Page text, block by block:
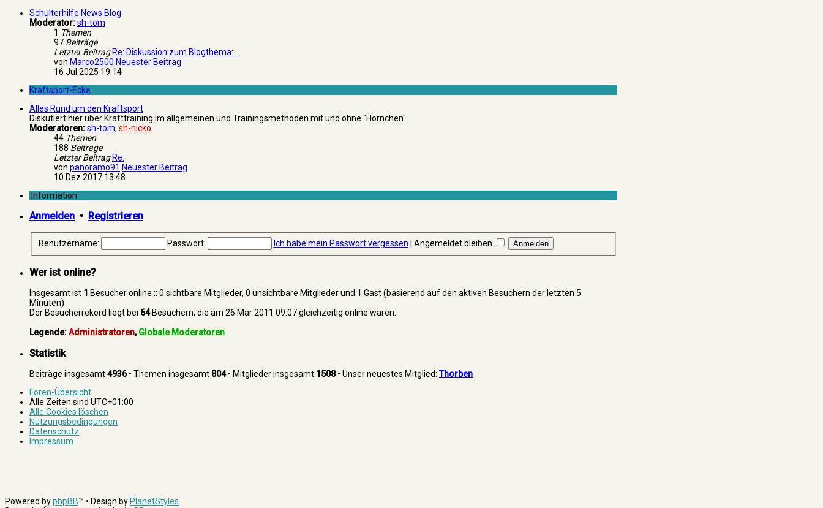
Schulterhilfe News Blog
Moderator:sh-tom
1 Themen
97 Beiträge
Letzter Beitrag Re: Diskussion zum Blogthema:…
von Marco2500 Neuester Beitrag
16 Jul 2025 19:14
Kraftsport-Ecke
Alles Rund um den Kraftsport
Diskutiert hier über Krafttraining im allgemeinen und Trainingsmethoden mit und ohne "Hörnchen".
Moderatoren:sh-tom, sh-nicko
44 Themen
188 Beiträge
Letzter Beitrag Re:
von panoramo91 Neuester Beitrag
10 Dez 2017 13:48
Information
Anmelden • Registrieren
Benutzername: Passwort: Ich habe mein Passwort vergessen Angemeldet bleiben
Wer ist online?
Insgesamt ist 1 Besucher online :: 0 sichtbare Mitglieder, 0 unsichtbare Mitglieder und 1 Gast (basierend auf den aktiven Besuchern der letzten 5
Minuten)
Der Besucherrekord liegt bei 64Besuchern, die am 26 Mär 2011 09:07 gleichzeitig online waren.
Legende:Administratoren,Globale Moderatoren
Statistik
Beiträge insgesamt4936• Themen insgesamt 804• Mitglieder insgesamt 1508• Unser neuestes Mitglied:Thorben
Foren-Übersicht
Alle Zeiten sind UTC+01:00
Alle Cookies löschen
Nutzungsbedingungen
Datenschutz
Impressum
Powered byphpBB™ • Design by PlanetStyles